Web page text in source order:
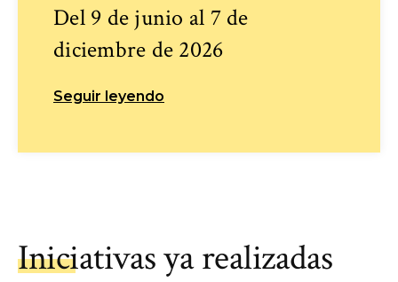
Del 9 de junio al 7 de
diciembre de 2026
Seguir leyendo
Iniciativas ya realizadas